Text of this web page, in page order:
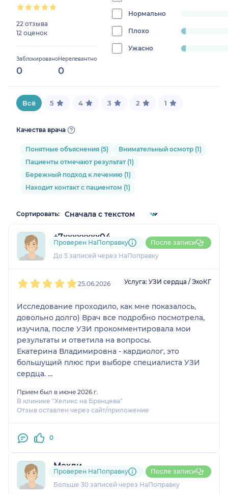
22 отзыва
12 оценок
Заблокировано
0
Нерелевантно
0
8.823529411764707%
Нормально
0%
Плохо
progress:
2.941176470588235%
Ужасно
2.941176470588235%
Всё 5 4 3 2 1
Качества врача
Понятные объяснения (5)
Внимательный осмотр (1)
Пациенты отмечают результат (1)
Бережный подход к лечению (1)
Находит контакт с пациентом (1)
Сортировать:
+7xxxxxxxx04
1 отзыв
До 5 записей через НаПоправку
Проверен НаПоправку После записи
25.06.2026 Услуга: УЗИ сердца / ЭхоКГ
Исследование проходило, как мне показалось,
довольно долго) Врач все подробно посмотрела,
изучила, после УЗИ прокомментировала мои
результаты и ответила на вопросы.
Екатерина Владимировна - кардиолог, это
большущий плюс при выборе специалиста УЗИ
сердца.
Прием был в июне 2026 г.
В клинике "Хеликс на Брянцева"
Отзыв оставлен через сайт/приложение
0
Мехди
13 отзывови1 оценка
Больше 30 записей через НаПоправку
Проверен НаПоправку После записи